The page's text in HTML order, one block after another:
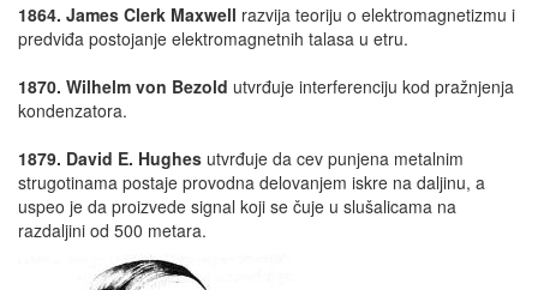
1864. James Clerk Maxwell razvija teoriju o elektromagnetizmu i
predviđa postojanje elektromagnetnih talasa u etru.
1870. Wilhelm von Bezold utvrđuje interferenciju kod pražnjenja
kondenzatora.
1879. David E. Hughes utvrđuje da cev punjena metalnim
strugotinama postaje provodna delovanjem iskre na daljinu, a
uspeo je da proizvede signal koji se čuje u slušalicama na
razdaljini od 500 metara.